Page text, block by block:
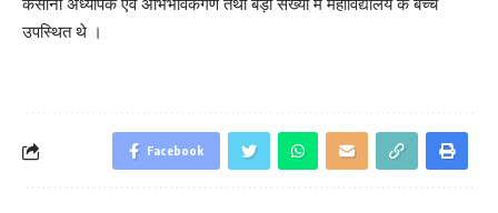
उपस्थित थे ।
Facebook